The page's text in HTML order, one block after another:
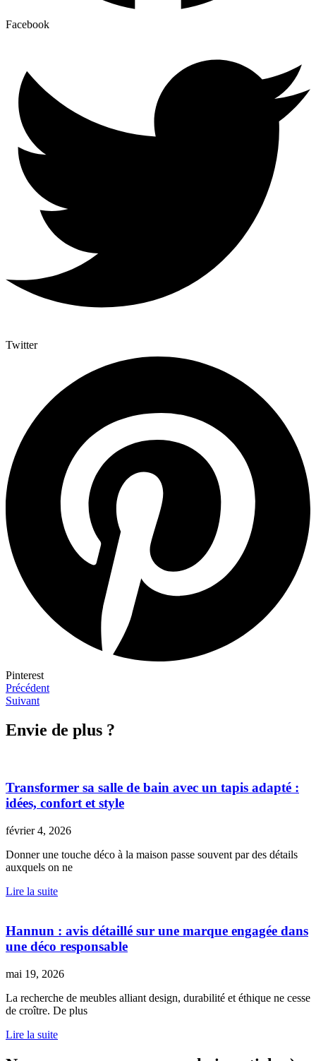
Facebook
Twitter
Pinterest
Précédent
Suivant
Envie de plus ?
Transformer sa salle de bain avec un tapis adapté :
idées, confort et style
février 4, 2026
Donner une touche déco à la maison passe souvent par des détails
auxquels on ne
Lire la suite
Hannun : avis détaillé sur une marque engagée dans
une déco responsable
mai 19, 2026
La recherche de meubles alliant design, durabilité et éthique ne cesse
de croître. De plus
Lire la suite